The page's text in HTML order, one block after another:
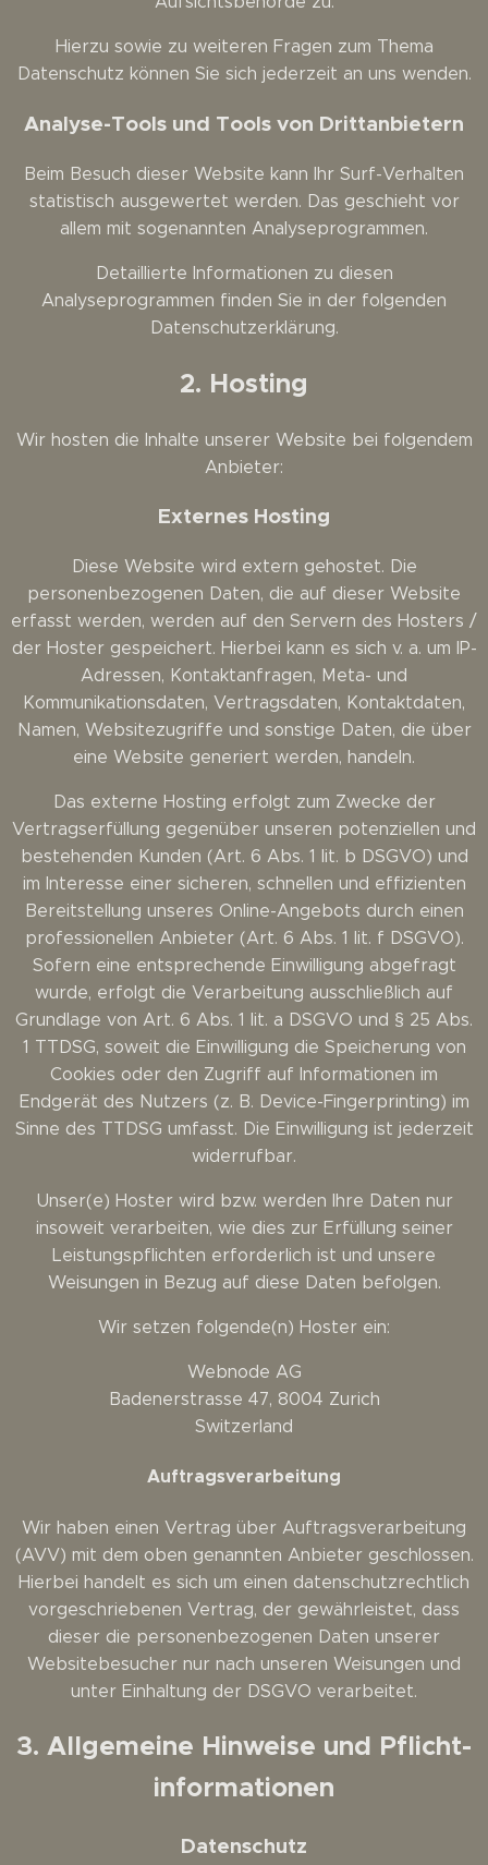
Hierzu sowie zu weiteren Fragen zum Thema
Datenschutz können Sie sich jederzeit an uns wenden.
Analyse-Tools und Tools von Dritt­anbietern
Beim Besuch dieser Website kann Ihr Surf-Verhalten
statistisch ausgewertet werden. Das geschieht vor
allem mit sogenannten Analyseprogrammen.
Detaillierte Informationen zu diesen
Analyseprogrammen finden Sie in der folgenden
Datenschutzerklärung.
2. Hosting
Wir hosten die Inhalte unserer Website bei folgendem
Anbieter:
Externes Hosting
Diese Website wird extern gehostet. Die
personenbezogenen Daten, die auf dieser Website
erfasst werden, werden auf den Servern des Hosters /
der Hoster gespeichert. Hierbei kann es sich v. a. um IP-
Adressen, Kontaktanfragen, Meta- und
Kommunikationsdaten, Vertragsdaten, Kontaktdaten,
Namen, Websitezugriffe und sonstige Daten, die über
eine Website generiert werden, handeln.
Das externe Hosting erfolgt zum Zwecke der
Vertragserfüllung gegenüber unseren potenziellen und
bestehenden Kunden (Art. 6 Abs. 1 lit. b DSGVO) und
im Interesse einer sicheren, schnellen und effizienten
Bereitstellung unseres Online-Angebots durch einen
professionellen Anbieter (Art. 6 Abs. 1 lit. f DSGVO).
Sofern eine entsprechende Einwilligung abgefragt
wurde, erfolgt die Verarbeitung ausschließlich auf
Grundlage von Art. 6 Abs. 1 lit. a DSGVO und § 25 Abs.
1 TTDSG, soweit die Einwilligung die Speicherung von
Cookies oder den Zugriff auf Informationen im
Endgerät des Nutzers (z. B. Device-Fingerprinting) im
Sinne des TTDSG umfasst. Die Einwilligung ist jederzeit
widerrufbar.
Unser(e) Hoster wird bzw. werden Ihre Daten nur
insoweit verarbeiten, wie dies zur Erfüllung seiner
Leistungspflichten erforderlich ist und unsere
Weisungen in Bezug auf diese Daten befolgen.
Wir setzen folgende(n) Hoster ein:
Webnode AG
Badenerstrasse 47, 8004 Zurich
Switzerland
Auftragsverarbeitung
Wir haben einen Vertrag über Auftragsverarbeitung
(AVV) mit dem oben genannten Anbieter geschlossen.
Hierbei handelt es sich um einen datenschutzrechtlich
vorgeschriebenen Vertrag, der gewährleistet, dass
dieser die personenbezogenen Daten unserer
Websitebesucher nur nach unseren Weisungen und
unter Einhaltung der DSGVO verarbeitet.
3. Allgemeine Hinweise und Pflicht­
informationen
Datenschutz